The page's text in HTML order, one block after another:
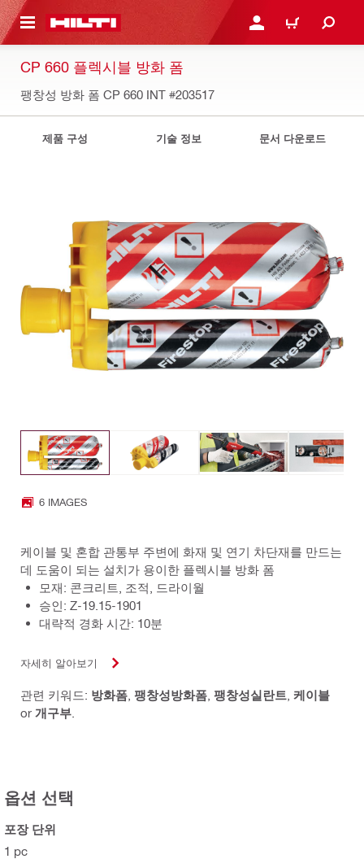
으로 건너뛰기 로그인 또는 회원가입
장바구니
CP 660 플렉시블 방화 폼
팽창성 방화 폼 CP 660 INT #203517
제품 구성 기술 정보 문서 다운로드
6 IMAGES
케이블 및 혼합 관통부 주변에 화재 및 연기 차단재를 만드는
데 도움이 되는 설치가 용이한 플렉시블 방화 폼
모재: 콘크리트, 조적, 드라이월
승인: Z-19.15-1901
대략적 경화 시간: 10분
자세히 알아보기
관련 키워드: 방화폼 팽창성방화폼 팽창성실란트 케이블
or 개구부
옵션 선택
포장 단위
1 pc